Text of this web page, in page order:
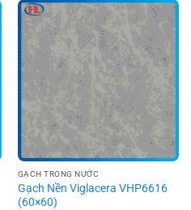
GẠCH TRONG NƯỚC
Gạch Nền Viglacera VHP6616
(60×60)